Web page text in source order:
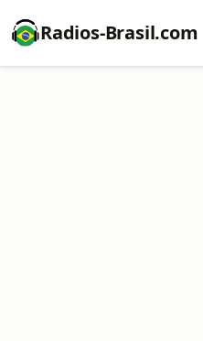
Radios-Brasil.com